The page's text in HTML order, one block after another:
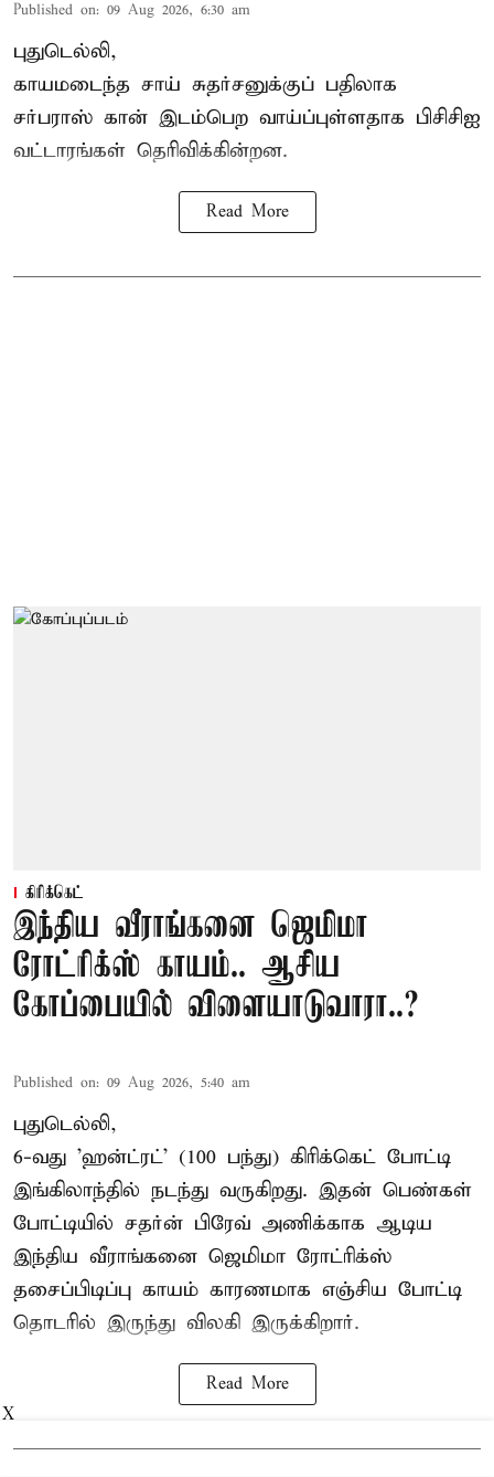
Published on: 09 Aug 2026, 6:30 am
புதுடெல்லி,
காயமடைந்த சாய் சுதர்சனுக்குப் பதிலாக
சர்பராஸ் கான் இடம்பெற வாய்ப்புள்ளதாக பிசிசிஐ
வட்டாரங்கள் தெரிவிக்கின்றன.
Read More
கிரிக்கெட்
இந்திய வீராங்கனை ஜெமிமா
ரோட்ரிக்ஸ் காயம்.. ஆசிய
கோப்பையில் விளையாடுவாரா..?
Published on: 09 Aug 2026, 5:40 am
புதுடெல்லி,
6-வது 'ஹன்ட்ரட்' (100 பந்து) கிரிக்கெட் போட்டி
இங்கிலாந்தில் நடந்து வருகிறது. இதன் பெண்கள்
போட்டியில் சதர்ன் பிரேவ் அணிக்காக ஆடிய
இந்திய வீராங்கனை ஜெமிமா ரோட்ரிக்ஸ்
தசைப்பிடிப்பு காயம் காரணமாக எஞ்சிய போட்டி
தொடரில் இருந்து விலகி இருக்கிறார்.
Read More
X